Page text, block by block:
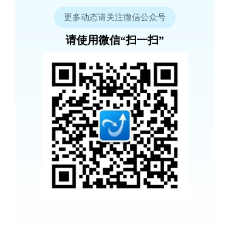
更多动态请关注微信公众号
请使用微信“扫一扫”